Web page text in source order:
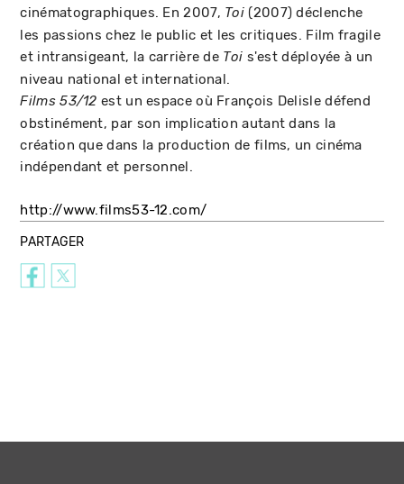
cinématographiques. En 2007, Toi (2007) déclenche
les passions chez le public et les critiques. Film fragile
et intransigeant, la carrière de Toi s'est déployée à un
niveau national et international.
Films 53/12 est un espace où François Delisle défend
obstinément, par son implication autant dans la
création que dans la production de films, un cinéma
indépendant et personnel.
http://www.films53-12.com/
PARTAGER